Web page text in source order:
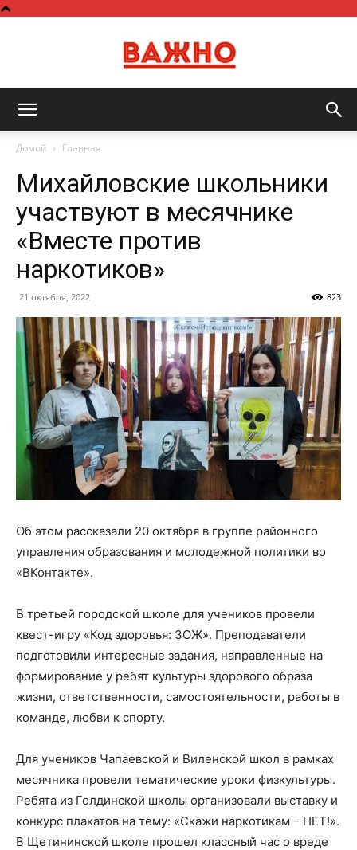
Домой Главная
Михайловские школьники
участвуют в месячнике
«Вместе против
наркотиков»
21 октября, 2022 823
Об этом рассказали 20 октября в группе районного
управления образования и молодежной политики во
«ВКонтакте».
В третьей городской школе для учеников провели
квест-игру «Код здоровья: ЗОЖ». Преподаватели
подготовили интересные задания, направленные на
формирование у ребят культуры здорового образа
жизни, ответственности, самостоятельности, работы в
команде, любви к спорту.
Для учеников Чапаевской и Виленской школ в рамках
месячника провели тематические уроки физкультуры.
Ребята из Голдинской школы организовали выставку и
конкурс плакатов на тему: «Скажи наркотикам – НЕТ!».
В Щетининской школе прошел классный час о вреде